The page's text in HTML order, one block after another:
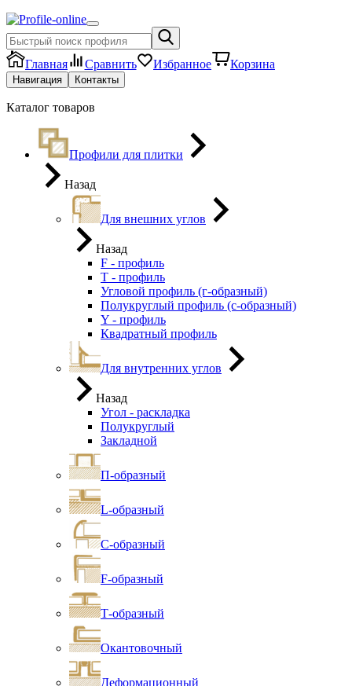
Главная Сравнить Избранное Корзина
Навигация Контакты
Каталог товаров
Профили для плитки
Назад
Для внешних углов
Назад
F - профиль
Т - профиль
Угловой профиль (г-образный)
Полукруглый профиль (с-образный)
Y - профиль
Квадратный профиль
Для внутренних углов
Назад
Угол - раскладка
Полукруглый
Закладной
П-образный
L-образный
С-образный
F-образный
Т-образный
Окантовочный
Деформационный